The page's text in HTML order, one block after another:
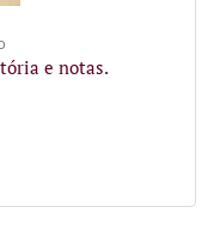
e notas.